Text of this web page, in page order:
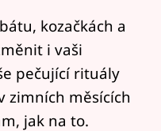
kozačkách a
i vaši
pečující rituály
zimních měsících
jak na to.